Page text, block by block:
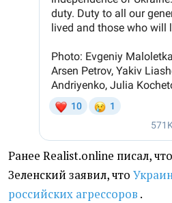
Ранее Realist.online писал,
Зеленский заявил, что
российских агрессоров .